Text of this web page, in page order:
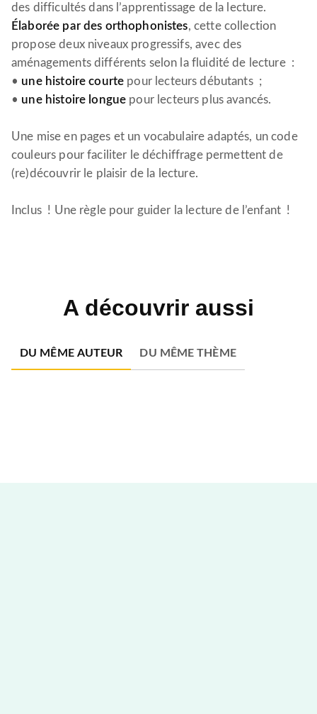
des difficultés dans l’apprentissage de la lecture.
Élaborée par des orthophonistes, cette collection
propose deux niveaux progressifs, avec des
aménagements différents selon la fluidité de lecture :
• une histoire courte pour lecteurs débutants ;
• une histoire longue pour lecteurs plus avancés.
Une mise en pages et un vocabulaire adaptés, un code
couleurs pour faciliter le déchiffrage permettent de
(re)découvrir le plaisir de la lecture.
Inclus ! Une règle pour guider la lecture de l’enfant !
A découvrir aussi
DU MÊME AUTEUR DU MÊME THÈME